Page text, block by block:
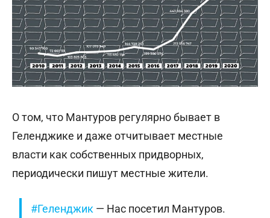
О том, что Мантуров регулярно бывает в
Геленджике и даже отчитывает местные
власти как собственных придворных,
периодически пишут местные жители.
#Геленджик — Нас посетил Мантуров.